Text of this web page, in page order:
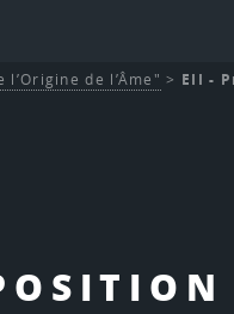
de l’Âme" > EII -